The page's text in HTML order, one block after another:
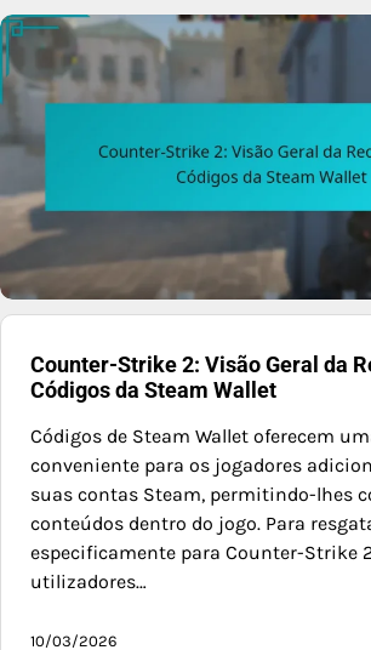
Counter-Strike 2: Visão Geral da
Códigos da Steam Wallet
Códigos de Steam Wallet oferecem
conveniente para os jogadores
suas contas Steam, permitindo-lhes
conteúdos dentro do jogo. Para
especificamente para Counter-Strike
utilizadores…
10/03/2026